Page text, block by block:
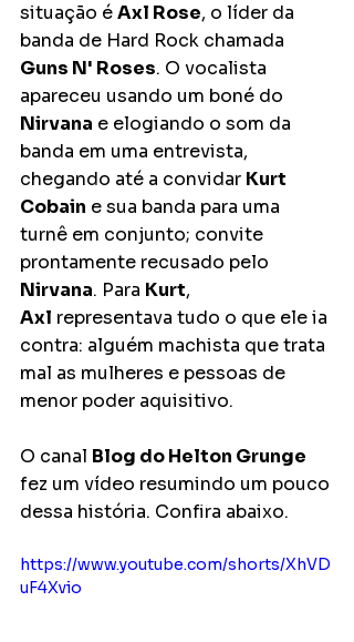
situação é Axl Rose, o líder da
banda de Hard Rock chamada
Guns N' Roses. O vocalista
apareceu usando um boné do
Nirvana e elogiando o som da
banda em uma entrevista,
chegando até a convidar Kurt
Cobain e sua banda para uma
turnê em conjunto; convite
prontamente recusado pelo
Nirvana. Para Kurt,
Axl representava tudo o que ele ia
contra: alguém machista que trata
mal as mulheres e pessoas de
menor poder aquisitivo.
O canal Blog do Helton Grunge
fez um vídeo resumindo um pouco
dessa história. Confira abaixo.
https://www.youtube.com/shorts/XhVD
uF4Xvio